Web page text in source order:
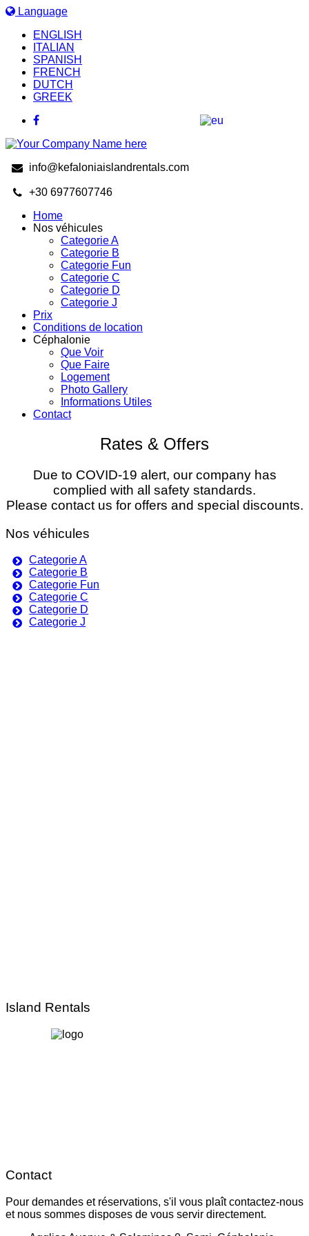
Language
ENGLISH
ITALIAN
SPANISH
FRENCH
DUTCH
GREEK
info@kefaloniaislandrentals.com
+30 6977607746
Home
Nos véhicules
Categorie A
Categorie B
Categorie Fun
Categorie C
Categorie D
Categorie J
Prix
Conditions de location
Céphalonie
Que Voir
Que Faire
Logement
Photo Gallery
Informations Utiles
Contact
Rates & Offers
Due to COVID-19 alert, our company has
complied with all safety standards.
Please contact us for offers and special discounts.
Nos véhicules
Categorie A
Categorie B
Categorie Fun
Categorie C
Categorie D
Categorie J
Island Rentals
Contact
Pour demandes et réservations, s'il vous plaît contactez-nous
et nous sommes disposes de vous servir directement.